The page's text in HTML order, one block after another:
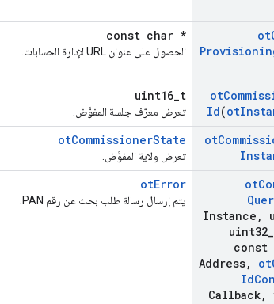
ot
const char *
الحصول على عنوان URL لإدارة الحسابات.
ot
Id(ot
uint16_t
تعرض معرّف جلسة المفوَّض.
ot
otCommissionerState
تعرض ولاية المفوَّض.
ot
Instance ,
uint32
const
Address, ot
Id
Callback,
otError
يتم إرسال رسالة طلب بحث عن رقم PAN.